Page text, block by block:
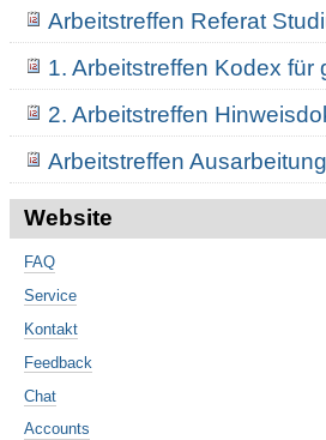
Arbeitstreffen Referat
1. Arbeitstreffen Kodex für
2. Arbeitstreffen
Arbeitstreffen
Website
FAQ
Service
Kontakt
Feedback
Chat
Accounts